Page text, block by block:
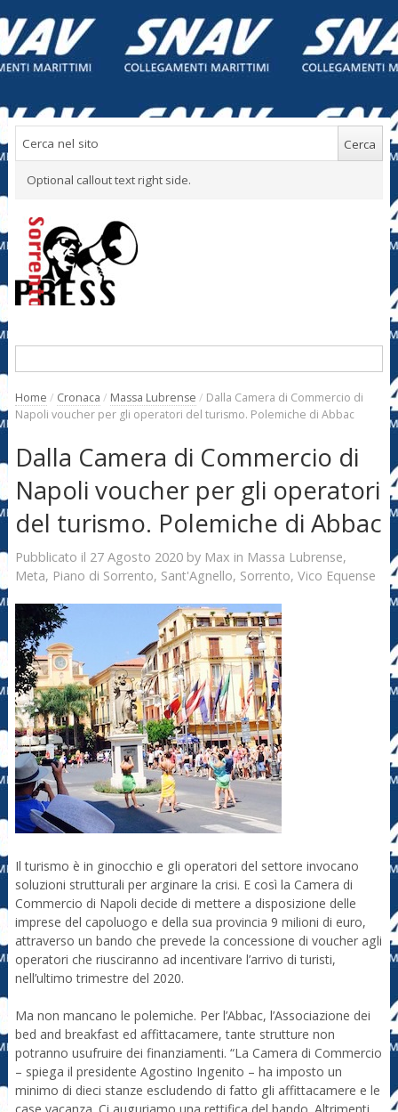
Optional callout text right side.
Home / Cronaca / Massa Lubrense / Dalla Camera di Commercio di
Napoli voucher per gli operatori del turismo. Polemiche di Abbac
Dalla Camera di Commercio di
Napoli voucher per gli operatori
del turismo. Polemiche di Abbac
Pubblicato il 27 Agosto 2020by Max in Massa Lubrense,
Meta, Piano di Sorrento, Sant'Agnello, Sorrento, Vico Equense
Il turismo è in ginocchio e gli operatori del settore invocano
soluzioni strutturali per arginare la crisi. E così la Camera di
Commercio di Napoli decide di mettere a disposizione delle
imprese del capoluogo e della sua provincia 9 milioni di euro,
attraverso un bando che prevede la concessione di voucher agli
operatori che riusciranno ad incentivare l’arrivo di turisti,
nell’ultimo trimestre del 2020.
Ma non mancano le polemiche. Per l’Abbac, l’Associazione dei
bed and breakfast ed affittacamere, tante strutture non
potranno usufruire dei finanziamenti. “La Camera di Commercio
– spiega il presidente Agostino Ingenito – ha imposto un
minimo di dieci stanze escludendo di fatto gli affittacamere e le